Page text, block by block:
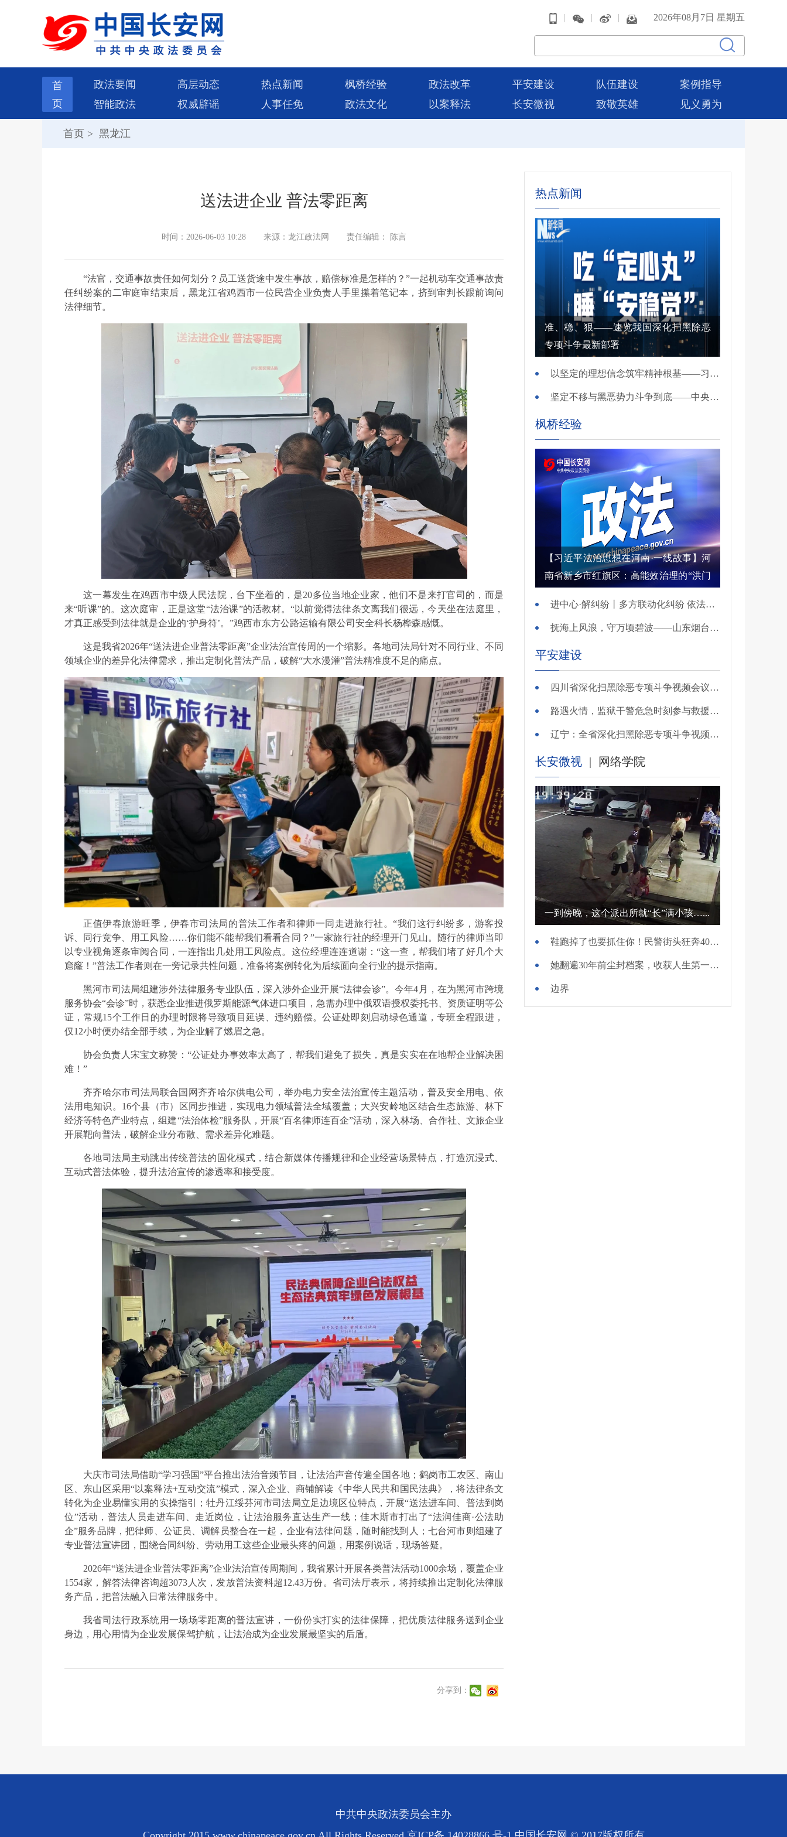
| | | 2026年08月7日 星期五
首
页
政法要闻 高层动态 热点新闻 枫桥经验 政法改革 平安建设 队伍建设
案例指导
智能政法
权威辟谣 人事任免 政法文化 以案释法 长安微视 致敬英雄 见义勇为
首页 > 黑龙江
送法进企业 普法零距离
时间：2026-06-03 10:28 来源：龙江政法网 责任编辑： 陈言
“法官，交通事故责任如何划分？员工送货途中发生事故，赔偿标准是怎样的？”一起机动车交通事故责
任纠纷案的二审庭审结束后，黑龙江省鸡西市一位民营企业负责人手里攥着笔记本，挤到审判长跟前询问
法律细节。
这一幕发生在鸡西市中级人民法院，台下坐着的，是20多位当地企业家，他们不是来打官司的，而是
来“听课”的。这次庭审，正是这堂“法治课”的活教材。“以前觉得法律条文离我们很远，今天坐在法庭里，
才真正感受到法律就是企业的‘护身符’。”鸡西市东方公路运输有限公司安全科长杨桦森感慨。
这是我省2026年“送法进企业普法零距离”企业法治宣传周的一个缩影。各地司法局针对不同行业、不同
领域企业的差异化法律需求，推出定制化普法产品，破解“大水漫灌”普法精准度不足的痛点。
正值伊春旅游旺季，伊春市司法局的普法工作者和律师一同走进旅行社。“我们这行纠纷多，游客投
诉、同行竞争、用工风险……你们能不能帮我们看看合同？”一家旅行社的经理开门见山。随行的律师当即
以专业视角逐条审阅合同，一连指出几处用工风险点。这位经理连连道谢：“这一查，帮我们堵了好几个大
窟窿！”普法工作者则在一旁记录共性问题，准备将案例转化为后续面向全行业的提示指南。
黑河市司法局组建涉外法律服务专业队伍，深入涉外企业开展“法律会诊”。今年4月，在为黑河市跨境
服务协会“会诊”时，获悉企业推进俄罗斯能源气体进口项目，急需办理中俄双语授权委托书、资质证明等公
证，常规15个工作日的办理时限将导致项目延误、违约赔偿。公证处即刻启动绿色通道，专班全程跟进，
仅12小时便办结全部手续，为企业解了燃眉之急。
协会负责人宋宝文称赞：“公证处办事效率太高了，帮我们避免了损失，真是实实在在地帮企业解决困
难！”
齐齐哈尔市司法局联合国网齐齐哈尔供电公司，举办电力安全法治宣传主题活动，普及安全用电、依
法用电知识。16个县（市）区同步推进，实现电力领域普法全域覆盖；大兴安岭地区结合生态旅游、林下
经济等特色产业特点，组建“法治体检”服务队，开展“百名律师连百企”活动，深入林场、合作社、文旅企业
开展靶向普法，破解企业分布散、需求差异化难题。
各地司法局主动跳出传统普法的固化模式，结合新媒体传播规律和企业经营场景特点，打造沉浸式、
互动式普法体验，提升法治宣传的渗透率和接受度。
大庆市司法局借助“学习强国”平台推出法治音频节目，让法治声音传遍全国各地；鹤岗市工农区、南山
区、东山区采用“以案释法+互动交流”模式，深入企业、商铺解读《中华人民共和国民法典》，将法律条文
转化为企业易懂实用的实操指引；牡丹江绥芬河市司法局立足边境区位特点，开展“送法进车间、普法到岗
位”活动，普法人员走进车间、走近岗位，让法治服务直达生产一线；佳木斯市打出了“法润佳商·公法助
企”服务品牌，把律师、公证员、调解员整合在一起，企业有法律问题，随时能找到人；七台河市则组建了
专业普法宣讲团，围绕合同纠纷、劳动用工这些企业最头疼的问题，用案例说话，现场答疑。
2026年“送法进企业普法零距离”企业法治宣传周期间，我省累计开展各类普法活动1000余场，覆盖企业
1554家，解答法律咨询超3073人次，发放普法资料超12.43万份。省司法厅表示，将持续推出定制化法律服
务产品，把普法融入日常法律服务中。
我省司法行政系统用一场场零距离的普法宣讲，一份份实打实的法律保障，把优质法律服务送到企业
身边，用心用情为企业发展保驾护航，让法治成为企业发展最坚实的后盾。
分享到：
热点新闻
准、稳、狠——速览我国深化扫黑除恶
专项斗争最新部署
以坚定的理想信念筑牢精神根基——习近平党建思想理论品格系列述评之一
坚定不移与黑恶势力斗争到底——中央政法委负责同志就开展深化扫黑除恶专项斗争有关问题答记者问
枫桥经验
【习近平法治思想在河南·一线故事】河
南省新乡市红旗区：高能效治理的“洪门
进中心·解纠纷丨多方联动化纠纷 依法调解护农耕
抚海上风浪，守万顷碧波——山东烟台把矛盾化解在微澜未起时
平安建设
四川省深化扫黑除恶专项斗争视频会议召开 于立军出席并讲话
路遇火情，监狱干警危急时刻参与救援显身手！
辽宁：全省深化扫黑除恶专项斗争视频会议召开
长安微视 | 网络学院
一到傍晚，这个派出所就“长”满小孩…...
鞋跑掉了也要抓住你！民警街头狂奔400米擒贼
她翻遍30年前尘封档案，收获人生第一面锦旗
边界
中共中央政法委员会主办